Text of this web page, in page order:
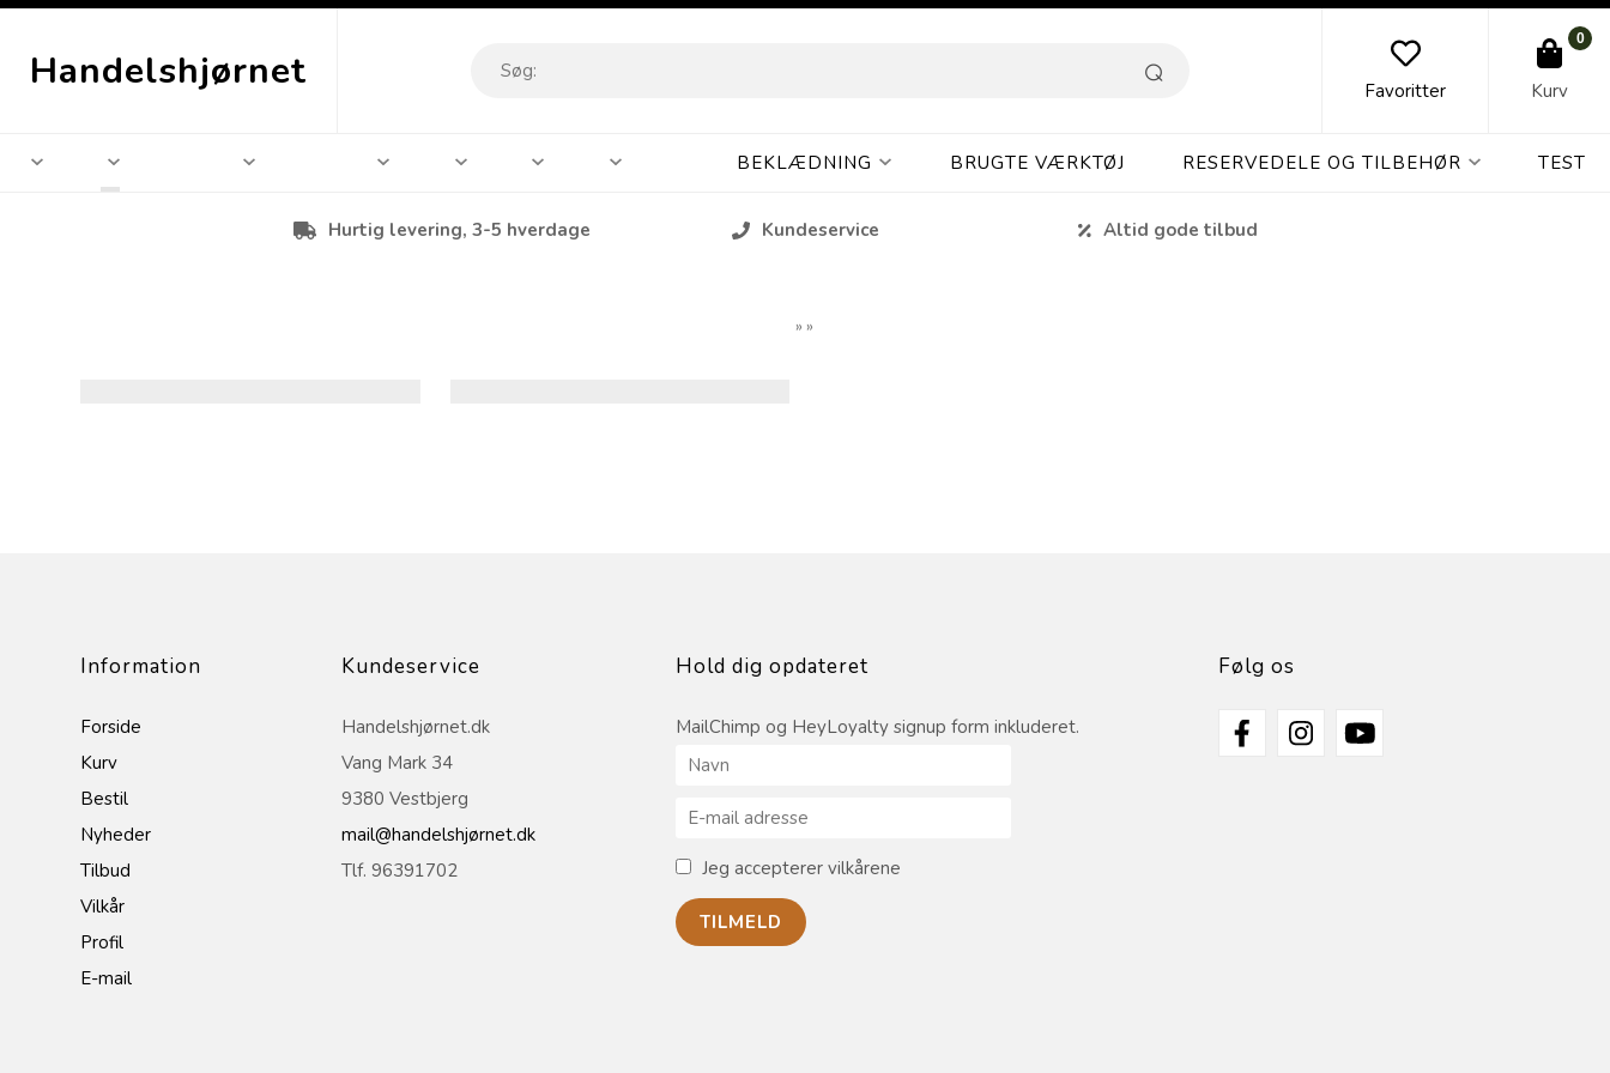
Handelshjørnet Favoritter
0
Kurv
BEKLÆDNING BRUGTE VÆRKTØJ RESERVEDELE OG TILBEHØR TEST
Hurtig levering, 3-5 hverdage Kundeservice Altid gode tilbud
» »
Information
Forside
Kurv
Bestil
Nyheder
Tilbud
Vilkår
Profil
E-mail
Kundeservice
Handelshjørnet.dk
Vang Mark 34
9380 Vestbjerg
mail@handelshjørnet.dk
Tlf. 96391702
Hold dig opdateret
MailChimp og HeyLoyalty signup form inkluderet.
Jeg accepterer vilkårene
Følg os